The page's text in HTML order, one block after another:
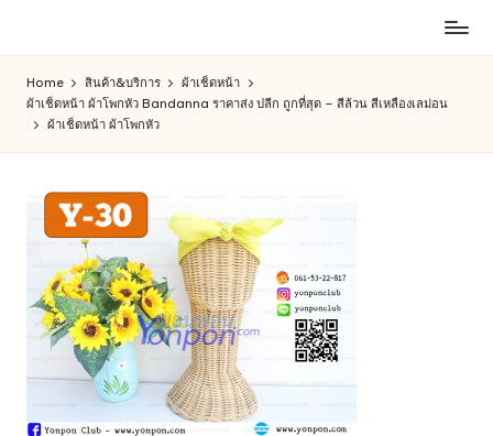
content
สินค้า
ออนไลน์
Home สินค้า&บริการ
ผ้าเช็ดหน้า
ผ้าเช็ดหน้า ผ้าโพกหัว Bandanna ราคาส่ง ปลีก ถูกที่สุด – สีล้วน สีเหลืองเลม่อน
ผ้าเช็ดหน้า ผ้าโพกหัว